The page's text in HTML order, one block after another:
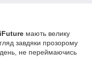
мають велику
завдяки прозорому
не переймаючись